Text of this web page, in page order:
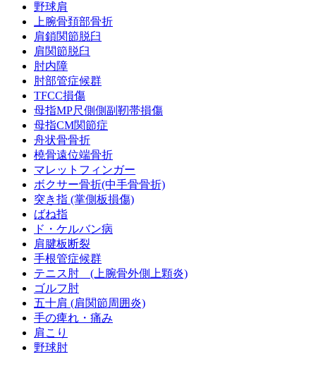
野球肩
上腕骨頚部骨折
肩鎖関節脱臼
肩関節脱臼
肘内障
肘部管症候群
TFCC損傷
母指MP尺側側副靭帯損傷
母指CM関節症
舟状骨骨折
橈骨遠位端骨折
マレットフィンガー
ボクサー骨折(中手骨骨折)
突き指 (掌側板損傷)
ばね指
ド・ケルバン病
肩腱板断裂
手根管症候群
テニス肘 (上腕骨外側上顆炎)
ゴルフ肘
五十肩 (肩関節周囲炎)
手の痺れ・痛み
肩こり
野球肘